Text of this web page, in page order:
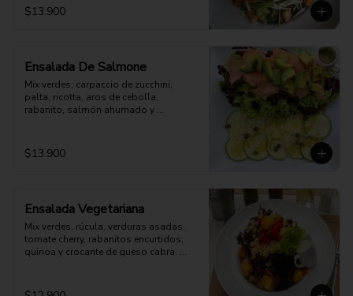
$13.900
Ensalada De Salmone
Mix verdes, carpaccio de zucchini,
palta, ricotta, aros de cebolla,
rabanito, salmón ahumado y
$13.900
Ensalada Vegetariana
Mix verdes, rúcula, verduras asadas,
tomate cherry, rabanitos encurtidos,
quinoa y crocante de queso cabra.